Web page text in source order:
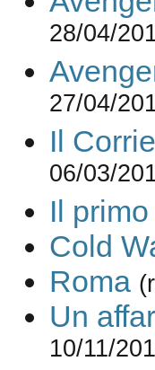
28/04/
27/04/
Il
06/03/
Il
Cold
Roma
Un
10/11/